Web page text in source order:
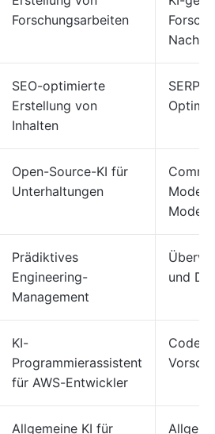
Forschungsarbeiten
SEO-optimierte
Erstellung von
Inhalten
SERP-
Open-Source-KI für
Unterhaltungen
Modelle
Prädiktives
Engineering-
Management
und
KI-
Programmierassistent
für AWS-Entwickler
Code-
Allgemeine KI für